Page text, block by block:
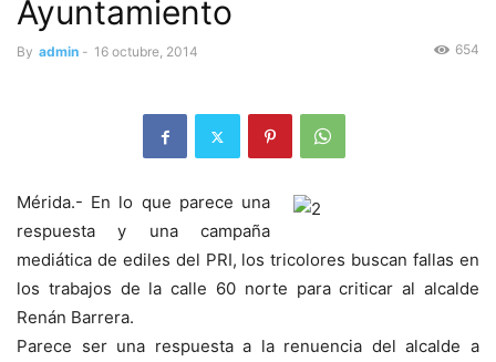
Ayuntamiento
By admin - 16 octubre, 2014 654
Mérida.- En lo que parece una
respuesta y una campaña
mediática de ediles del PRI, los tricolores buscan fallas en
los trabajos de la calle 60 norte para criticar al alcalde
Renán Barrera.
Parece ser una respuesta a la renuencia del alcalde a